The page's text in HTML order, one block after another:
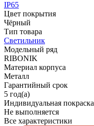
IP65
Цвет покрытия
Чёрный
Тип товара
Светильник
Модельный ряд
RIBONIK
Материал корпуса
Металл
Гарантийный срок
5 год(а)
Индивидуальная покраска
Не выполняется
Все характеристики